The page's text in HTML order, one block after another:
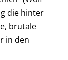
die hinter
brutale
in den